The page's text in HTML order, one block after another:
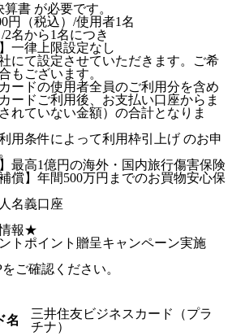
書 が必要です。
円（税込）/使用者1名
2名から1名につき
一律上限設定なし
にて設定させていただきます。ご希
もございます。
ードの使用者全員のご利用分を含め
ードご利用後、お支払い口座からま
れていない金額）の合計となりま
用条件によって利用枠引上げ のお申
最高1億円の海外・国内旅行傷害保険
償】年間500万円までのお買物安心保
名義口座
報★
トポイント贈呈キャンペーン実施
ご確認ください。
名
三井住友ビジネスカード（プラ
チナ）